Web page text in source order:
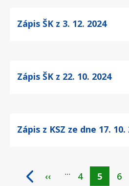
Zápis ŠK z 3. 12. 2024
Zápis ŠK z 22. 10. 2024
Zápis z KSZ ze dne 17. 10.
Pagination
‹‹ … Page
4
Aktuální
5 6